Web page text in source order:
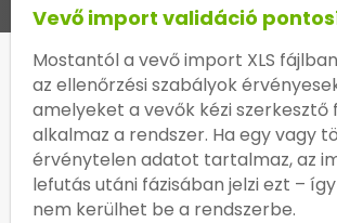
Vevő import validáció
Mostantól a vevő import XLS
az ellenőrzési szabályok
amelyeket a vevők kézi szerkesztő
alkalmaz a rendszer. Ha egy vagy
érvénytelen adatot tartalmaz, az
lefutás utáni fázisában jelzi ezt –
nem kerülhet be a rendszerbe.